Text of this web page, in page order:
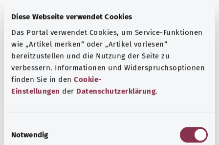
Diese Webseite verwendet Cookies
Das Portal verwendet Cookies, um Service-Funktionen
wie „Artikel merken“ oder „Artikel vorlesen“
bereitzustellen und die Nutzung der Seite zu
verbessern. Informationen und Widerspruchsoptionen
finden Sie in den Cookie-
Einstellungen der Datenschutzerklärung.
Notwendig
Ek kodlar
Not
Kaynak
Federal Sağlık Bakanlığı (BMG) adına "Was hab' ich?"
gemeinnützige GmbH tarafından sağlanmıştır.